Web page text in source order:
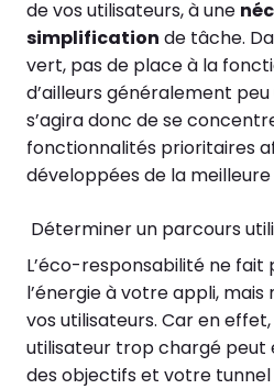
de vos utilisateurs, à une
simplification de tâche.
vert, pas de place à la
d’ailleurs généralement
s’agira donc de se
fonctionnalités prioritaires
développées de la meilleure
Déterminer un parcours
L’éco-responsabilité ne fait
l’énergie à votre appli,
vos utilisateurs. Car en
utilisateur trop chargé peut
des objectifs et votre